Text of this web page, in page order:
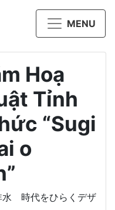
MENU
Hoạ
Tỉnh
“Sugi
o
水 時代をひらくデザ